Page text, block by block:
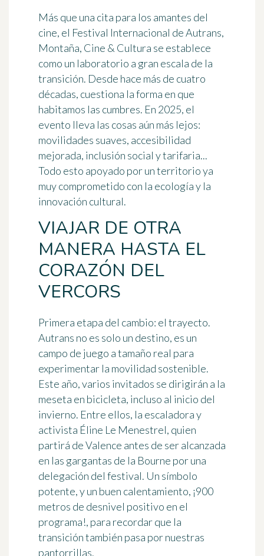
Más que una cita para los amantes del
cine, el Festival Internacional de Autrans,
Montaña, Cine & Cultura se establece
como un laboratorio a gran escala de la
transición. Desde hace más de cuatro
décadas, cuestiona la forma en que
habitamos las cumbres. En 2025, el
evento lleva las cosas aún más lejos:
movilidades suaves, accesibilidad
mejorada, inclusión social y tarifaria...
Todo esto apoyado por un territorio ya
muy comprometido con la ecología y la
innovación cultural.
VIAJAR DE OTRA
MANERA HASTA EL
CORAZÓN DEL
VERCORS
Primera etapa del cambio: el trayecto.
Autrans no es solo un destino, es un
campo de juego a tamaño real para
experimentar la movilidad sostenible.
Este año, varios invitados se dirigirán a la
meseta en bicicleta, incluso al inicio del
invierno. Entre ellos, la escaladora y
activista Éline Le Menestrel, quien
partirá de Valence antes de ser alcanzada
en las gargantas de la Bourne por una
delegación del festival. Un símbolo
potente, y un buen calentamiento, ¡900
metros de desnivel positivo en el
programa!, para recordar que la
transición también pasa por nuestras
pantorrillas.